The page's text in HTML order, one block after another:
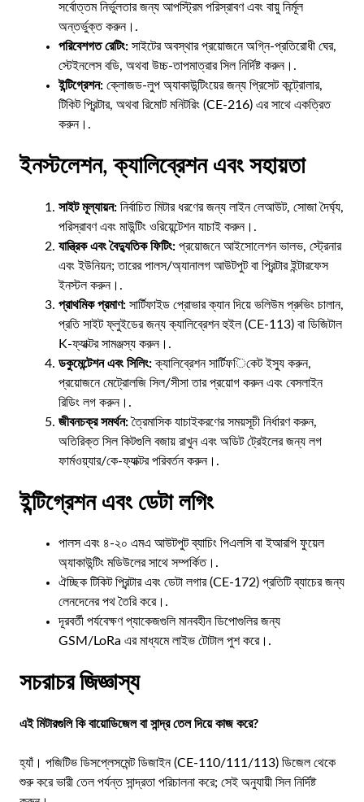
সর্বোত্তম নির্ভুলতার জন্য আপস্ট্রিম পরিস্রাবণ এবং বায়ু নির্মূল
অন্তর্ভুক্ত করুন।.
পরিবেশগত রেটিং: সাইটের অবস্থার প্রয়োজনে অগ্নি-প্রতিরোধী ঘের,
স্টেইনলেস বডি, অথবা উচ্চ-তাপমাত্রার সিল নির্দিষ্ট করুন।.
ইন্টিগ্রেশন: ক্লোজড-লুপ অ্যাকাউন্টিংয়ের জন্য প্রিসেট কন্ট্রোলার,
টিকিট প্রিন্টার, অথবা রিমোট মনিটরিং (CE-216) এর সাথে একত্রিত
করুন।.
ইনস্টলেশন, ক্যালিব্রেশন এবং সহায়তা
সাইট মূল্যায়ন: নির্বাচিত মিটার ধরণের জন্য লাইন লেআউট, সোজা দৈর্ঘ্য,
পরিস্রাবণ এবং মাউন্টিং ওরিয়েন্টেশন যাচাই করুন।.
যান্ত্রিক এবং বৈদ্যুতিক ফিটিং: প্রয়োজনে আইসোলেশন ভালভ, স্ট্রেনার
এবং ইউনিয়ন; তারের পালস/অ্যানালগ আউটপুট বা প্রিন্টার ইন্টারফেস
ইনস্টল করুন।.
প্রাথমিক প্রমাণ: সার্টিফাইড প্রোভার ক্যান দিয়ে ভলিউম প্রুভিং চালান,
প্রতি সাইট ফ্লুইডের জন্য ক্যালিব্রেশন হুইল (CE-113) বা ডিজিটাল
K-ফ্যাক্টর সামঞ্জস্য করুন।.
ডকুমেন্টেশন এবং সিলিং:ক্যালিব্রেশন সার্টিফিকেট ইস্যু করুন,
প্রয়োজনে মেট্রোলজি সিল/সীসা তার প্রয়োগ করুন এবং বেসলাইন
রিডিং লগ করুন।.
জীবনচক্র সমর্থন:ত্রৈমাসিক যাচাইকরণের সময়সূচী নির্ধারণ করুন,
অতিরিক্ত সিল কিটগুলি বজায় রাখুন এবং অডিট ট্রেইলের জন্য লগ
ফার্মওয়্যার/কে-ফ্যাক্টর পরিবর্তন করুন।.
ইন্টিগ্রেশন এবং ডেটা লগিং
পালস এবং ৪-২০ এমএ আউটপুট ব্যাচিং পিএলসি বা ইআরপি ফুয়েল
অ্যাকাউন্টিং মডিউলের সাথে সম্পর্কিত।.
ঐচ্ছিক টিকিট প্রিন্টার এবং ডেটা লগার (CE-172) প্রতিটি ব্যাচের জন্য
লেনদেনের পথ তৈরি করে।.
দূরবর্তী পর্যবেক্ষণ প্যাকেজগুলি মানবহীন ডিপোগুলির জন্য
GSM/LoRa এর মাধ্যমে লাইভ টোটাল পুশ করে।.
সচরাচর জিজ্ঞাস্য
এই মিটারগুলি কি বায়োডিজেল বা সান্দ্র তেল দিয়ে কাজ করে?
হ্যাঁ। পজিটিভ ডিসপ্লেসমেন্ট ডিজাইন (CE-110/111/113) ডিজেল থেকে
শুরু করে ভারী তেল পর্যন্ত সান্দ্রতা পরিচালনা করে; সেই অনুযায়ী সিল নির্দিষ্ট